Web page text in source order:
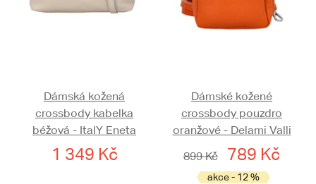
Dámská kožená
crossbody kabelka
béžová - ItalY Eneta
1 349 Kč
Dámské kožené
crossbody pouzdro
oranžové - Delami Valli
899 Kč
789 Kč
akce - 12 %